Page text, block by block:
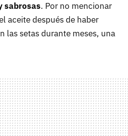
sabrosas. Por no mencionar
aceite después de haber
las setas durante meses, una